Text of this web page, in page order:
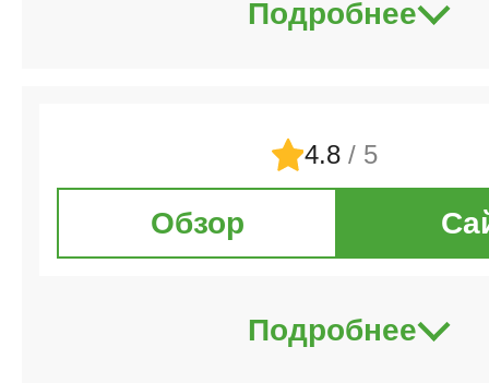
Подробнее
4.8 / 5
Обзор
Подробнее